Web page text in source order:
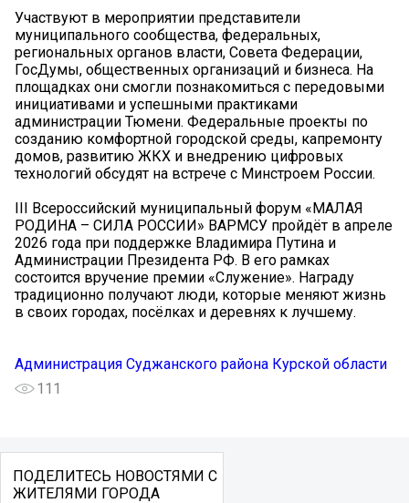
Участвуют в мероприятии представители
муниципального сообщества, федеральных,
региональных органов власти, Совета Федерации,
ГосДумы, общественных организаций и бизнеса. На
площадках они смогли познакомиться с передовыми
инициативами и успешными практиками
администрации Тюмени. Федеральные проекты по
созданию комфортной городской среды, капремонту
домов, развитию ЖКХ и внедрению цифровых
технологий обсудят на встрече с Минстроем России.
III Всероссийский муниципальный форум «МАЛАЯ
РОДИНА – СИЛА РОССИИ» ВАРМСУ пройдёт в апреле
2026 года при поддержке Владимира Путина и
Администрации Президента РФ. В его рамках
состоится вручение премии «Служение». Награду
традиционно получают люди, которые меняют жизнь
в своих городах, посёлках и деревнях к лучшему.
Администрация Суджанского района Курской области
111
ПОДЕЛИТЕСЬ НОВОСТЯМИ С
ЖИТЕЛЯМИ ГОРОДА